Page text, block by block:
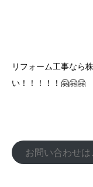
リフォーム工事なら
い！！！！！🤗🤗🤗
お問い合わせは